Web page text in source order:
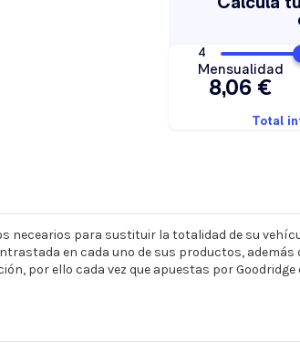
necearios para sustituir la totalidad de su
en cada uno de sus productos,
por ello cada vez que apuestas por